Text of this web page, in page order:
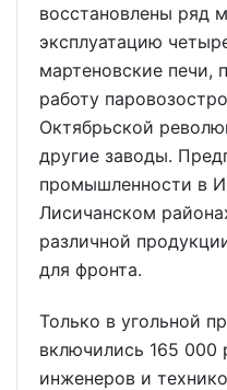
восстановлены ряд
эксплуатацию
мартеновские печи,
работу
Октябрьской
другие заводы.
промышленности в
Лисичанском
различной
для фронта.
Только в угольной
включились 165
инженеров и